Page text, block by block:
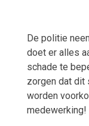
De politie
doet er alles
schade te
zorgen dat dit
worden
medewerking!